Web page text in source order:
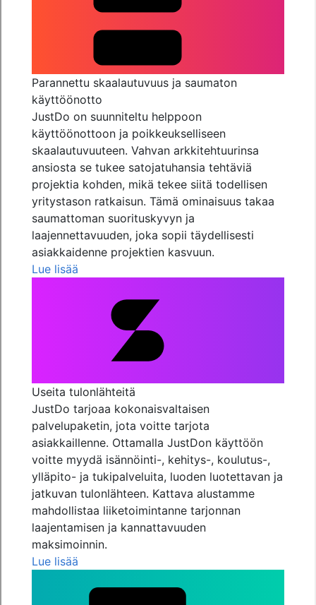
Parannettu skaalautuvuus ja saumaton
käyttöönotto
JustDo on suunniteltu helppoon
käyttöönottoon ja poikkeukselliseen
skaalautuvuuteen. Vahvan arkkitehtuurinsa
ansiosta se tukee satojatuhansia tehtäviä
projektia kohden, mikä tekee siitä todellisen
yritystason ratkaisun. Tämä ominaisuus takaa
saumattoman suorituskyvyn ja
laajennettavuuden, joka sopii täydellisesti
asiakkaidenne projektien kasvuun.
Lue lisää
Useita tulonlähteitä
JustDo tarjoaa kokonaisvaltaisen
palvelupaketin, jota voitte tarjota
asiakkaillenne. Ottamalla JustDon käyttöön
voitte myydä isännöinti-, kehitys-, koulutus-,
ylläpito- ja tukipalveluita, luoden luotettavan ja
jatkuvan tulonlähteen. Kattava alustamme
mahdollistaa liiketoimintanne tarjonnan
laajentamisen ja kannattavuuden
maksimoinnin.
Lue lisää